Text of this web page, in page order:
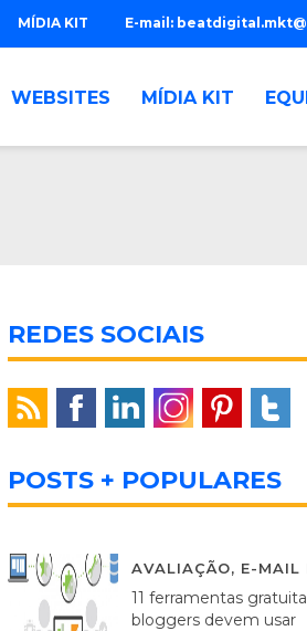
E-mail:
MÍDIA KIT
WEBSITES MÍDIA KIT
REDES SOCIAIS
POSTS + POPULARES
AVALIAÇÃO, E-MAIL
11 ferramentas
bloggers devem usar